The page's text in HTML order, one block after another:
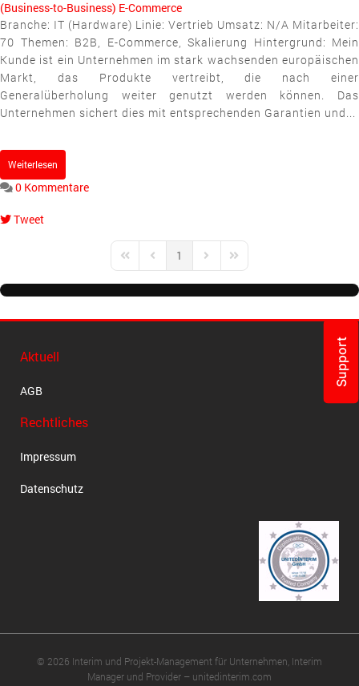
(Business-to-Business) E-Commerce
Branche: IT (Hardware) Linie: Vertrieb Umsatz: N/A Mitarbeiter:
70 Themen: B2B, E-Commerce, Skalierung Hintergrund: Mein
Kunde ist ein Unternehmen im stark wachsenden europäischen
Markt, das Produkte vertreibt, die nach einer
Generalüberholung weiter genutzt werden können. Das
Unternehmen sichert dies mit entsprechenden Garantien und...
Weiterlesen
0 Kommentare
Tweet
First PagePrevious Page
1 Next PageLast Page
Aktuell
AGB
Rechtliches
Impressum
Datenschutz
© 2026 Interim und Projekt-Management für Unternehmen, Interim
Manager und Provider – unitedinterim.com
Support